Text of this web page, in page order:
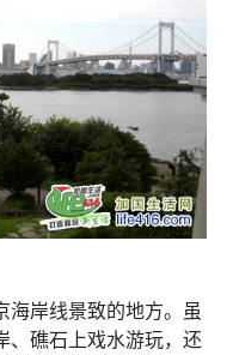
海岸线景致的地方。虽
、礁石上戏水游玩，还